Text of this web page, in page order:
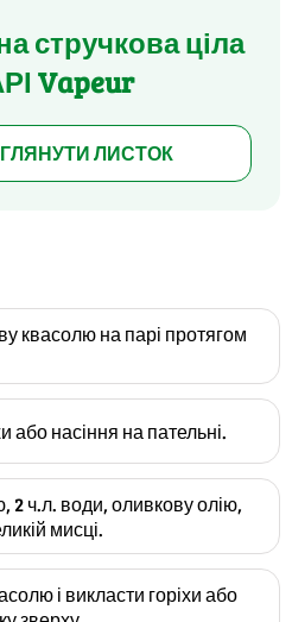
стручкова ціла
Vapeur
ЛИСТОК
квасолю на парі протягом
або насіння на пательні.
2 ч.л. води, оливкову олію,
мисці.
і викласти горіхи або